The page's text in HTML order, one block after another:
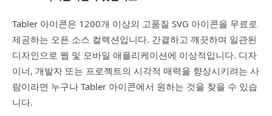
Tabler 아이콘은 1200개 이상의 고품질 SVG 아이콘을 무료로
제공하는 오픈 소스 컬렉션입니다. 간결하고 깨끗하며 일관된
디자인으로 웹 및 모바일 애플리케이션에 이상적입니다. 디자
이너, 개발자 또는 프로젝트의 시각적 매력을 향상시키려는 사
람이라면 누구나 Tabler 아이콘에서 원하는 것을 찾을 수 있습
니다.